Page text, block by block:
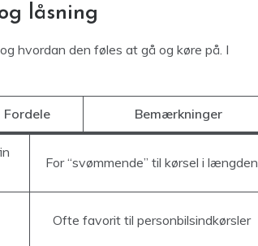
låsning
hvordan den føles at gå og køre på. I
Fordele Bemærkninger
For “svømmende” til kørsel i længden
Ofte favorit til personbilsindkørsler